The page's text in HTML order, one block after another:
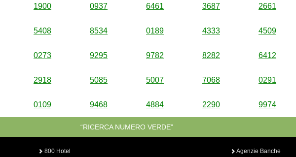
1900 0937 6461 3687 2661
5408 8534 0189 4333 4509
0273 9295 9782 8282 6412
2918 5085 5007 7068 0291
0109 9468 4884 2290 9974
“RICERCA NUMERO VERDE”
800 Hotel
Agenzie Banche